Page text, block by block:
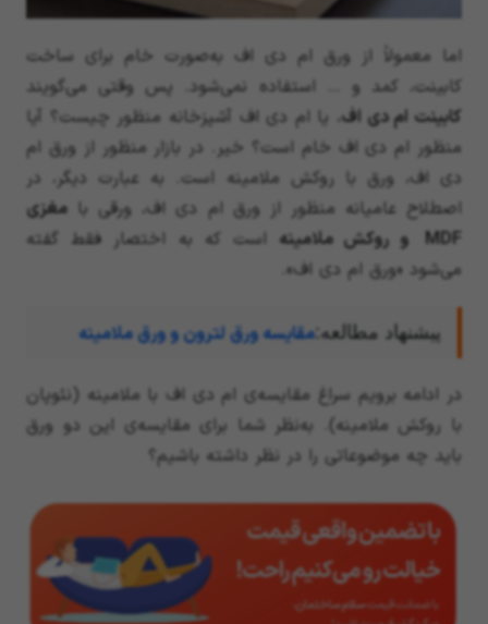
اما معمولاً از ورق ام دی اف به‌صورت خام برای ساخت
کابینت، کمد و … استفاده نمی‌شود. پس وقتی می‌گویند
کابینت ام دی اف، یا ام دی اف آشپزخانه منظور چیست؟ آیا
منظور ام دی اف خام است؟ خیر. در بازار منظور از ورق ام
دی اف، ورق با روکش ملامینه است. به عبارت دیگر، در
اصطلاح عامیانه منظور از ورق ام دی اف، ورقی با مغزی
MDF
و روکش ملامینه است که به اختصار فقط گفته
می‌شود «ورق ام دی اف».
پیشنهاد مطالعه:مقایسه ورق لترون و ورق ملامینه
در ادامه برویم سراغ مقایسه‌ی ام دی اف با ملامینه (نئوپان
با روکش ملامینه). به‌نظر شما برای مقایسه‌ی این دو ورق
باید چه موضوعاتی را در نظر داشته باشیم؟